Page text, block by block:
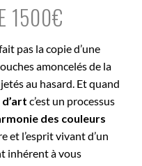
1500€
pas la copie d’une
amoncelés de la
au hasard. Et quand
c’est un processus
des couleurs
et l’esprit vivant d’un
inhérent à vous